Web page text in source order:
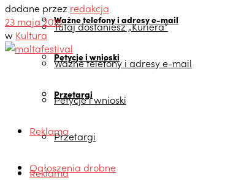
Ważne telefony i adresy e-mail
Petycje i wnioski
Przetargi
Reklama
Ogłoszenia drobne
Tutaj dostaniesz „Kuriera”
Ważne telefony i adresy e-mail
Petycje i wnioski
Przetargi
Reklama
dodane przez redakcja
23 maja 2018
w Kultura